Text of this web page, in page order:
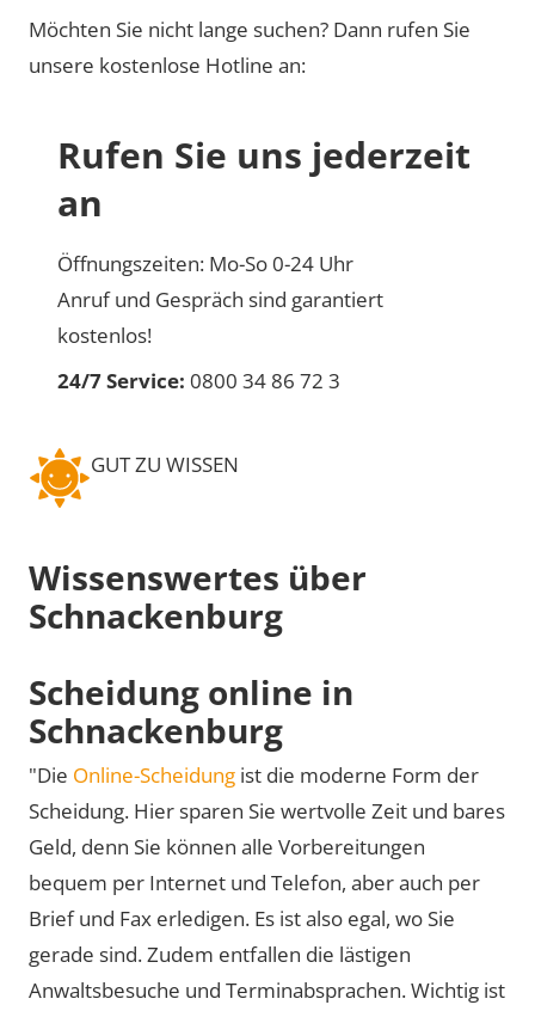
Möchten Sie nicht lange suchen? Dann rufen Sie
unsere kostenlose Hotline an:
Rufen Sie uns jederzeit
an
Öffnungszeiten: Mo-So 0-24 Uhr
Anruf und Gespräch sind garantiert
kostenlos!
24/7 Service: 0800 34 86 72 3
GUT ZU WISSEN
Wissenswertes über
Schnackenburg
Scheidung online in
Schnackenburg
"Die Online-Scheidung ist die moderne Form der
Scheidung. Hier sparen Sie wertvolle Zeit und bares
Geld, denn Sie können alle Vorbereitungen
bequem per Internet und Telefon, aber auch per
Brief und Fax erledigen. Es ist also egal, wo Sie
gerade sind. Zudem entfallen die lästigen
Anwaltsbesuche und Terminabsprachen. Wichtig ist